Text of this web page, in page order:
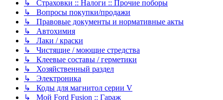
↳ Страховки :: Налоги :: Прочие поборы
↳ Вопросы покупки/продажи
↳ Правовые документы и нормативные акты
↳ Автохимия
↳ Лаки / краски
↳ Чистящие / моющие стредства
↳ Клеевые составы / герметики
↳ Хозяйственный раздел
↳ Электроника
↳ Коды для магнитол серии V
↳ Мой Ford Fusion :: Гараж